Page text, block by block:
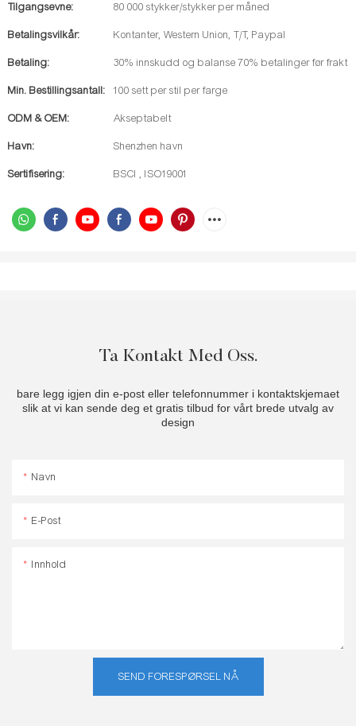
Tilgangsevne: 80 000 stykker/stykker per måned
Betalingsvilkår: Kontanter, Western Union, T/T, Paypal
Betaling: 30% innskudd og balanse 70% betalinger før frakt
Min. Bestillingsantall: 100 sett per stil per farge
ODM & OEM: Akseptabelt
Havn: Shenzhen havn
Sertifisering: BSCI , ISO19001
Ta Kontakt Med Oss.
bare legg igjen din e-post eller telefonnummer i kontaktskjemaet
slik at vi kan sende deg et gratis tilbud for vårt brede utvalg av
design
Navn
E-Post
Innhold
SEND FORESPØRSEL NÅ